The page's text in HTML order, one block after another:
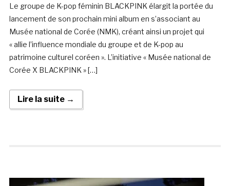
Le groupe de K-pop féminin BLACKPINK élargit la portée du
lancement de son prochain mini album en s’associant au
Musée national de Corée (NMK), créant ainsi un projet qui
« allie l’influence mondiale du groupe et de K-pop au
patrimoine culturel coréen ». L’initiative « Musée national de
Corée X BLACKPINK » […]
Lire la suite →